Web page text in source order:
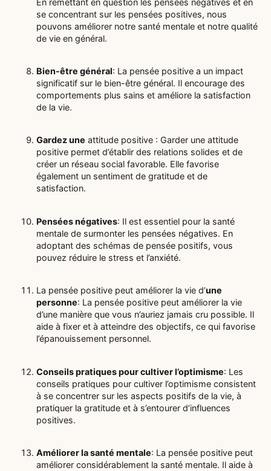
se concentrant sur les pensées positives, nous
pouvons améliorer notre santé mentale et notre qualité
de vie en général.
Bien-être général: La pensée positive a un impact
significatif sur le bien-être général. Il encourage des
comportements plus sains et améliore la satisfaction
de la vie.
Gardez une attitude positive : Garder une attitude
positive permet d’établir des relations solides et de
créer un réseau social favorable. Elle favorise
également un sentiment de gratitude et de
satisfaction.
Pensées négatives: Il est essentiel pour la santé
mentale de surmonter les pensées négatives. En
adoptant des schémas de pensée positifs, vous
pouvez réduire le stress et l’anxiété.
La pensée positive peut améliorer la vie d’une
personne: La pensée positive peut améliorer la vie
d’une manière que vous n’auriez jamais cru possible. Il
aide à fixer et à atteindre des objectifs, ce qui favorise
l’épanouissement personnel.
Conseils pratiques pour cultiver l’optimisme: Les
conseils pratiques pour cultiver l’optimisme consistent
à se concentrer sur les aspects positifs de la vie, à
pratiquer la gratitude et à s’entourer d’influences
positives.
Améliorer la santé mentale: La pensée positive peut
améliorer considérablement la santé mentale. Il aide à